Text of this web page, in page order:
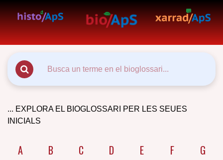
... EXPLORA EL BIOGLOSSARI PER LES SEUES
INICIALS
A B C D E F G